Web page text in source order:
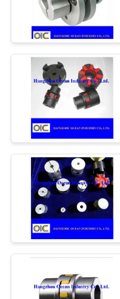
piñones
Rueda
corona